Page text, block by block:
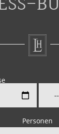
Personen